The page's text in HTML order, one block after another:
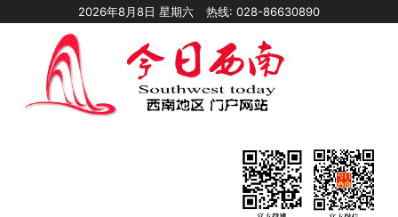
2026年8月8日 星期六 热线: 028-86630890